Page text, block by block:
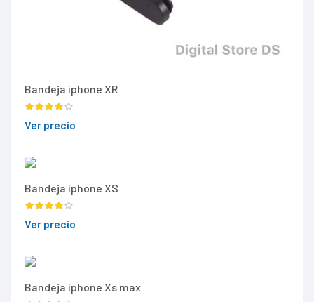
Bandeja iphone XR
Ver precio
Bandeja iphone XS
Ver precio
Bandeja iphone Xs max